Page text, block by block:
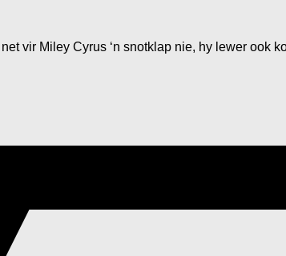
vir Miley Cyrus ‘n snotklap nie, hy lewer ook